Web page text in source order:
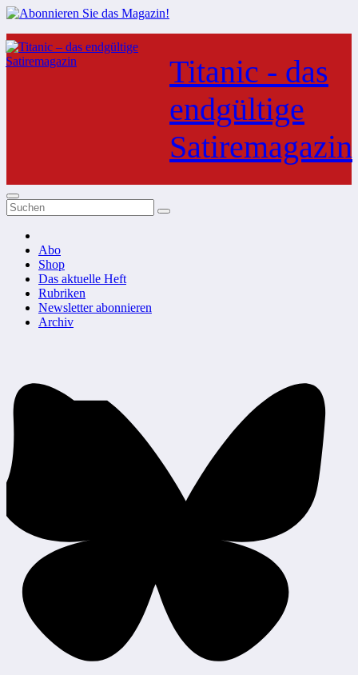
Zum
Inhalt
springen
Titanic - das
endgültige
Satiremagazin
Abo
Shop
Das aktuelle Heft
Rubriken
Newsletter abonnieren
Archiv